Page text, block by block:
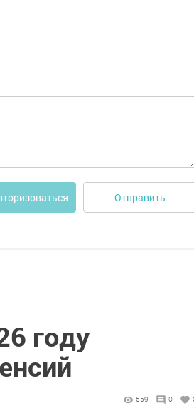
Отправить
году
559 0